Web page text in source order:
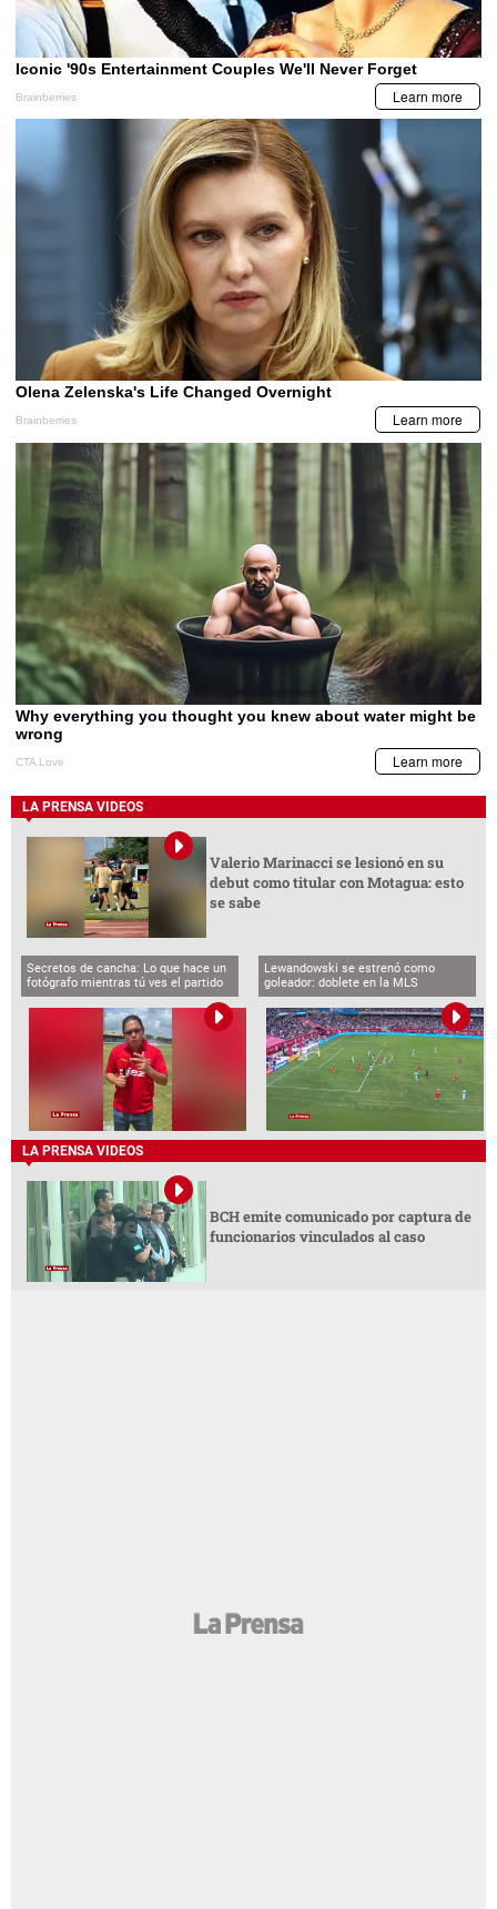
LA PRENSA VIDEOS
Valerio Marinacci se lesionó en su
debut como titular con Motagua: esto
se sabe
Secretos de cancha: Lo que hace un
fotógrafo mientras tú ves el partido
Lewandowski se estrenó como
goleador: doblete en la MLS
LA PRENSA VIDEOS
BCH emite comunicado por captura de
funcionarios vinculados al caso